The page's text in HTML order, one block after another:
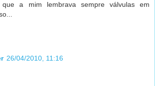
a mim lembrava sempre válvulas em
26/04/2010, 11:16